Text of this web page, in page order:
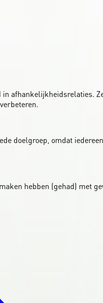
afhankelijkheidsrelaties.
doelgroep, omdat
hebben (gehad) met